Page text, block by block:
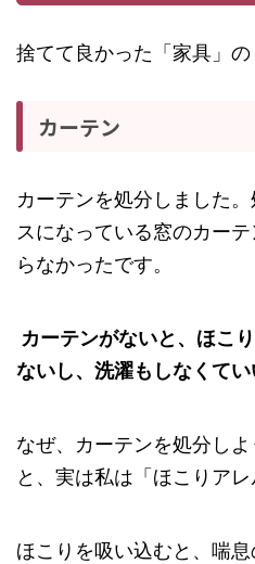
捨てて良かった「家具」の
カーテン
カーテンを処分しました
スになっている窓のカー
らなかったです。
カーテンがないと、ほこ
ないし、洗濯もしなくてい
なぜ、カーテンを処分し
と、実は私は「ほこりアレ
ほこりを吸い込むと、喘